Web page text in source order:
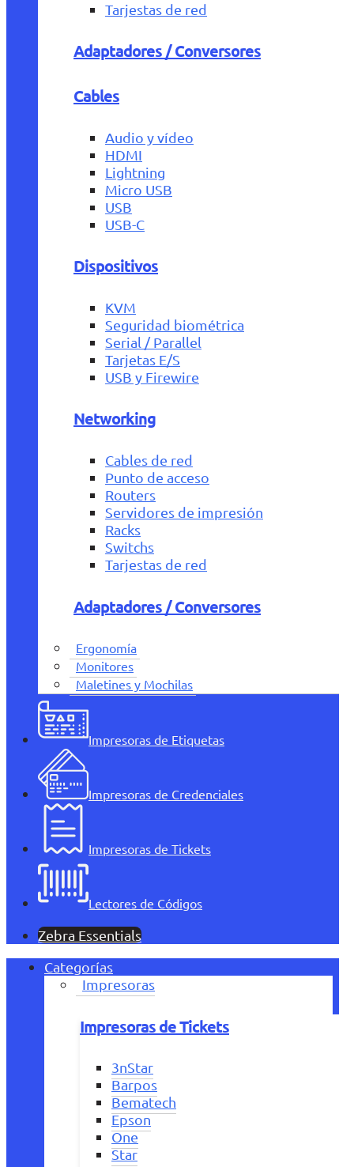
Tarjestas de red
Adaptadores / Conversores
Cables
Audio y vídeo
HDMI
Lightning
Micro USB
USB
USB-C
Dispositivos
KVM
Seguridad biométrica
Serial / Parallel
Tarjetas E/S
USB y Firewire
Networking
Cables de red
Punto de acceso
Routers
Servidores de impresión
Racks
Switchs
Tarjestas de red
Adaptadores / Conversores
Ergonomía
Monitores
Maletines y Mochilas
Impresoras de Etiquetas
Impresoras de Credenciales
Impresoras de Tickets
Lectores de Códigos
Zebra Essentials
Categorías
Impresoras
Impresoras de Tickets
3nStar
Barpos
Bematech
Epson
One
Star